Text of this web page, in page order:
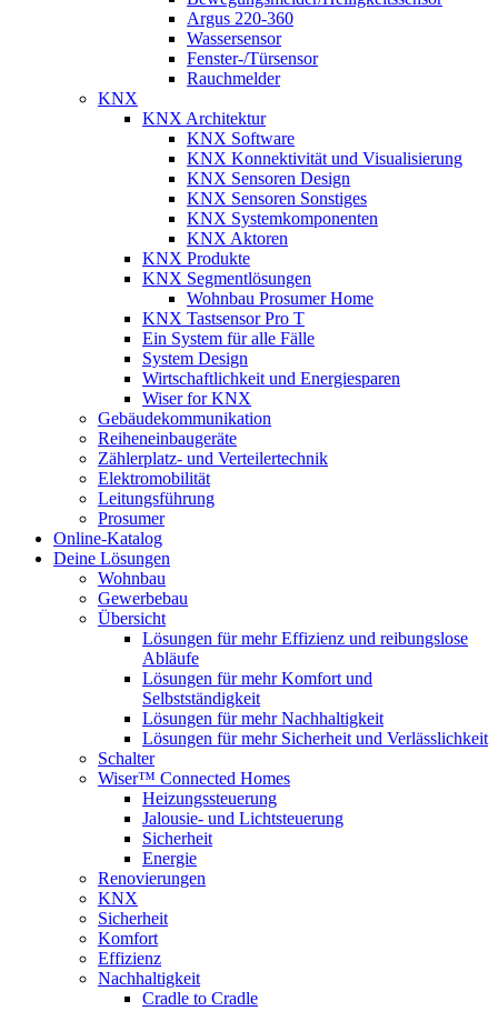
Argus 220-360
Wassersensor
Fenster-/Türsensor
Rauchmelder
KNX
KNX Architektur
KNX Software
KNX Konnektivität und Visualisierung
KNX Sensoren Design
KNX Sensoren Sonstiges
KNX Systemkomponenten
KNX Aktoren
KNX Produkte
KNX Segmentlösungen
Wohnbau Prosumer Home
KNX Tastsensor Pro T
Ein System für alle Fälle
System Design
Wirtschaftlichkeit und Energiesparen
Wiser for KNX
Gebäudekommunikation
Reiheneinbaugeräte
Zählerplatz- und Verteilertechnik
Elektromobilität
Leitungsführung
Prosumer
Online-Katalog
Deine Lösungen
Wohnbau
Gewerbebau
Übersicht
Lösungen für mehr Effizienz und reibungslose
Abläufe
Lösungen für mehr Komfort und
Selbstständigkeit
Lösungen für mehr Nachhaltigkeit
Lösungen für mehr Sicherheit und Verlässlichkeit
Schalter
Wiser™ Connected Homes
Heizungssteuerung
Jalousie- und Lichtsteuerung
Sicherheit
Energie
Renovierungen
KNX
Sicherheit
Komfort
Effizienz
Nachhaltigkeit
Cradle to Cradle